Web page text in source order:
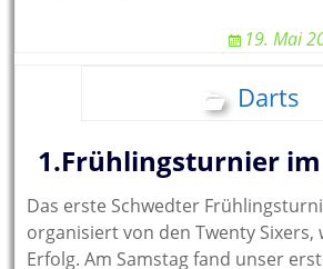
19. Mai
Darts
1.Frühlingsturnier
Das erste Schwedter
organisiert von den Twenty
Erfolg. Am Samstag fand unser